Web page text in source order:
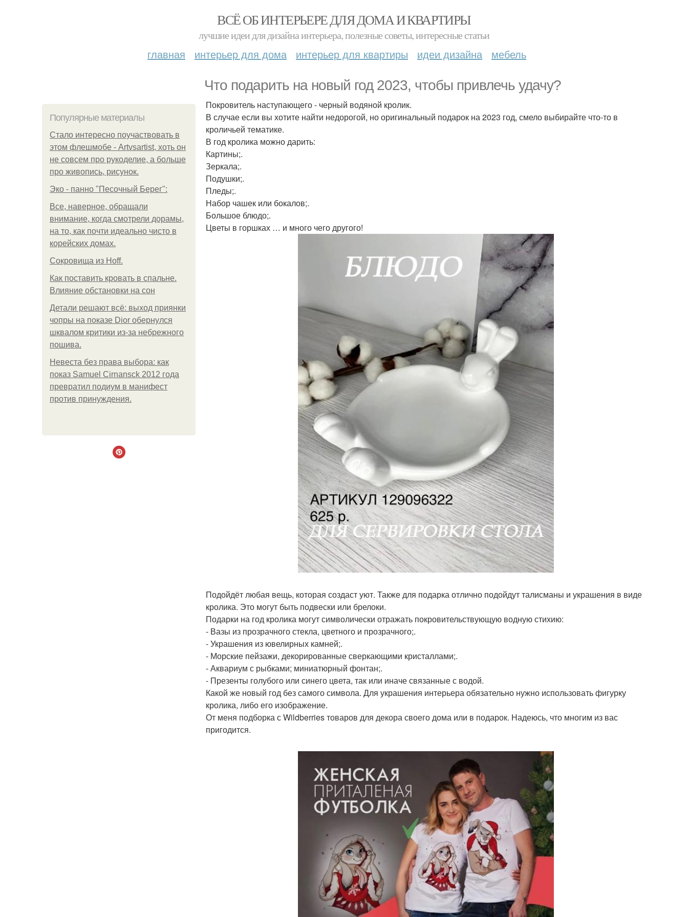
ВСЁ ОБ ИНТЕРЬЕРЕ ДЛЯ ДОМА И КВАРТИРЫ
лучшие идеи для дизайна интерьера, полезные советы, интересные статьи
главная интерьер для дома интерьер для квартиры идеи дизайна мебель
Что подарить на новый год 2023, чтобы привлечь удачу?
Популярные материалы
Стало интересно поучаствовать в
этом флешмобе - Artvsartist, хоть он
не совсем про рукоделие, а больше
про живопись, рисунок.
Эко - панно "Песочный Берег":
Все, наверное, обращали
внимание, когда смотрели дорамы,
на то, как почти идеально чисто в
корейских домах.
Сокровища из Hoff.
Как поставить кровать в спальне.
Влияние обстановки на сон
Детали решают всё: выход приянки
чопры на показе Dior обернулся
шквалом критики из-за небрежного
пошива.
Невеста без права выбора: как
показ Samuel Cirnansck 2012 года
превратил подиум в манифест
против принуждения.
Покровитель наступающего - черный водяной кролик.
В случае если вы хотите найти недорогой, но оригинальный подарок на 2023 год, смело выбирайте что-то в
кроличьей тематике.
В год кролика можно дарить:
Картины;.
Зеркала;.
Подушки;.
Пледы;.
Набор чашек или бокалов;.
Большое блюдо;.
Цветы в горшках … и много чего другого!
Подойдёт любая вещь, которая создаст уют. Также для подарка отлично подойдут талисманы и украшения в виде
кролика. Это могут быть подвески или брелоки.
Подарки на год кролика могут символически отражать покровительствующую водную стихию:
- Вазы из прозрачного стекла, цветного и прозрачного;.
- Украшения из ювелирных камней;.
- Морские пейзажи, декорированные сверкающими кристаллами;.
- Аквариум с рыбками; миниатюрный фонтан;.
- Презенты голубого или синего цвета, так или иначе связанные с водой.
Какой же новый год без самого символа. Для украшения интерьера обязательно нужно использовать фигурку
кролика, либо его изображение.
От меня подборка с Wildberries товаров для декора своего дома или в подарок. Надеюсь, что многим из вас
пригодится.